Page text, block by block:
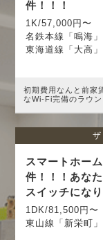
件！！！
1K/57,000円〜
名鉄本線「鳴海
東海道線「大高
初期費用なんと前家
なWi-Fi完備のラウン
スマートホー
件！！！あな
スイッチになり
1DK/81,500円〜
東山線「新栄町